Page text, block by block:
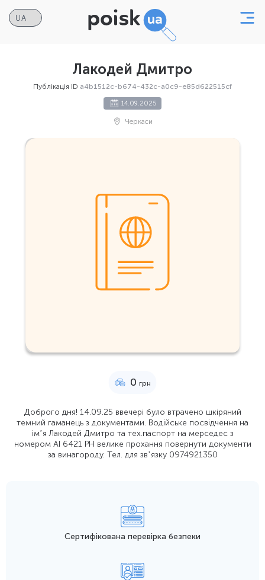
Лакодей Дмитро
Публікація ID a4b1512c-b674-432c-a0c9-e85d622515cf
14.09.2025
Черкаси
0 грн
Доброго дня! 14.09.25 ввечері було втрачено шкіряний
темний гаманець з документами. Водійське посвідчення на
імʼя Лакодей Дмитро та тех.паспорт на мерседес з
номером АІ 6421 РН велике прохання повернути документи
за винагороду. Тел. для звʼязку 0974921350
Сертифікована перевірка безпеки